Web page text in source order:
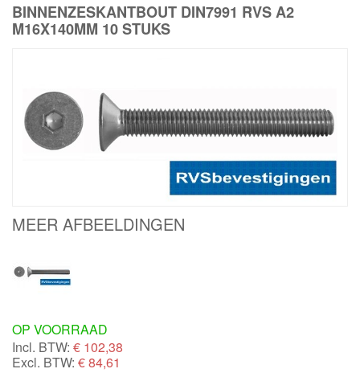
BINNENZESKANTBOUT DIN7991 RVS A2
M16X140MM 10 STUKS
MEER AFBEELDINGEN
OP VOORRAAD
Incl. BTW: € 102,38
Excl. BTW: € 84,61